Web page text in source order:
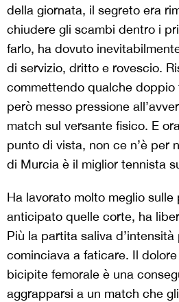
della giornata, il segreto era
chiudere gli scambi dentro i
farlo, ha dovuto
di servizio, dritto e rovescio.
commettendo qualche doppio
però messo pressione
match sul versante fisico. E
punto di vista, non ce n’è per
di Murcia è il miglior tennista
Ha lavorato molto meglio sulle
anticipato quelle corte, ha
Più la partita saliva
cominciava a faticare. Il
bicipite femorale è una
aggrapparsi a un match che